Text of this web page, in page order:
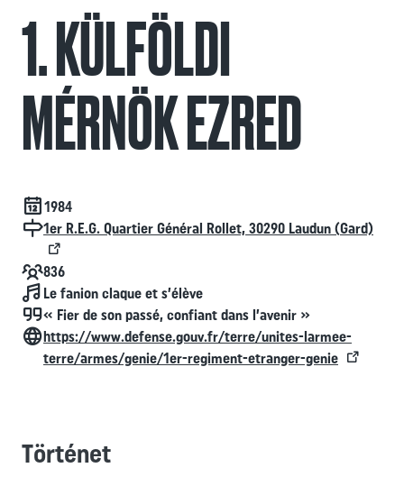
1. KÜLFÖLDI
MÉRNÖK EZRED
Date de création
1984
Localisation
1er R.E.G. Quartier Général Rollet, 30290 Laudun (Gard)
Effectif
836
ChantLe fanion claque et s’élève
Devise« Fier de son passé, confiant dans l’avenir »
Kapcsolat
https://www.defense.gouv.fr/terre/unites-larmee-
terre/armes/genie/1er-regiment-etranger-genie
Történet